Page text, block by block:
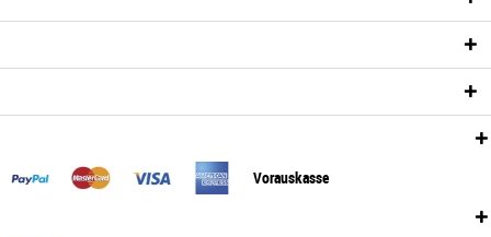
Vorauskasse